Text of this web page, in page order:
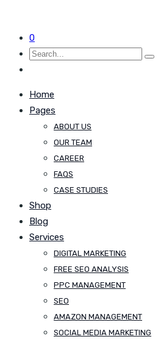
0
Home
Pages
ABOUT US
OUR TEAM
CAREER
FAQS
CASE STUDIES
Shop
Blog
Services
DIGITAL MARKETING
FREE SEO ANALYSIS
PPC MANAGEMENT
SEO
AMAZON MANAGEMENT
SOCIAL MEDIA MARKETING